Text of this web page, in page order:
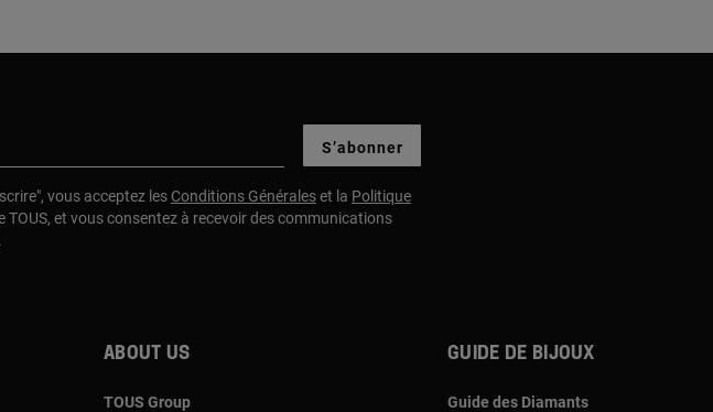
S’abonner
vous acceptez les Conditions Généraleset la Politique
TOUS, et vous consentez à recevoir des communications
About us
TOUS Group
Guide de bijoux
Guide des Diamants